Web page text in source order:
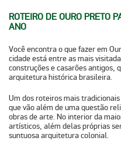
ROTEIRO DE OURO PRETO
ANO
Você encontra o que fazer em
cidade está entre as mais
construções e casarões antigos,
arquitetura histórica brasileira.
Um dos roteiros mais
que vão além de uma questão
obras de arte. No interior da
artísticos, além delas próprias
suntuosa arquitetura colonial.